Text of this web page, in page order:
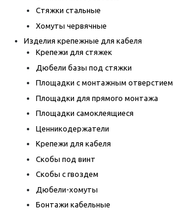
Стяжки стальные
Хомуты червячные
Изделия крепежные для кабеля
Крепежи для стяжек
Дюбели базы под стяжки
Площадки с монтажным отверстием
Площадки для прямого монтажа
Площадки самоклеящиеся
Ценникодержатели
Крепежи для кабеля
Скобы под винт
Скобы с гвоздем
Дюбели-хомуты
Бонтажи кабельные